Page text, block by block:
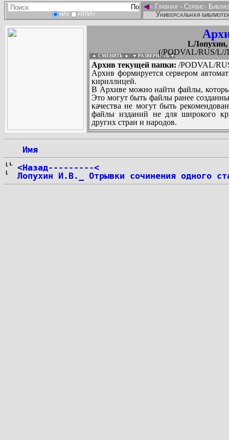
«И» «ИЛИ»
◄- Главная - Сервис-
Универсальная
(/PODVAL/RUS/L/
◄ СМЕНИТЬ ► ▼ РАЗВЕРНУТЬ ▼
Архив текущей папки: /PODVAL/
Архив формируется сервером
кириллицей.
В Архиве можно найти файлы,
Это могут быть файлы ранее
качества не могут быть
файлы изданий не для широкого
других стран и народов.
Имя
<Назад---------<
Лопухин И.В._ Отрывки сочинения одного